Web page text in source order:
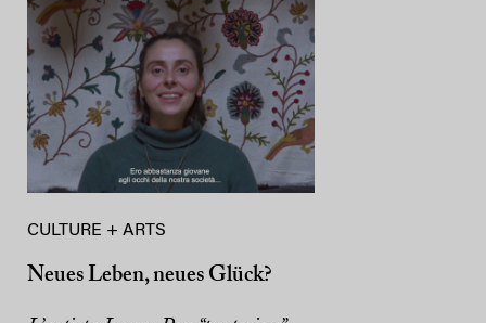
CULTURE + ARTS
Neues Leben, neues Glück?